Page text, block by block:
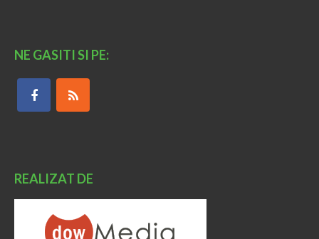
NE GASITI SI PE:
REALIZAT DE